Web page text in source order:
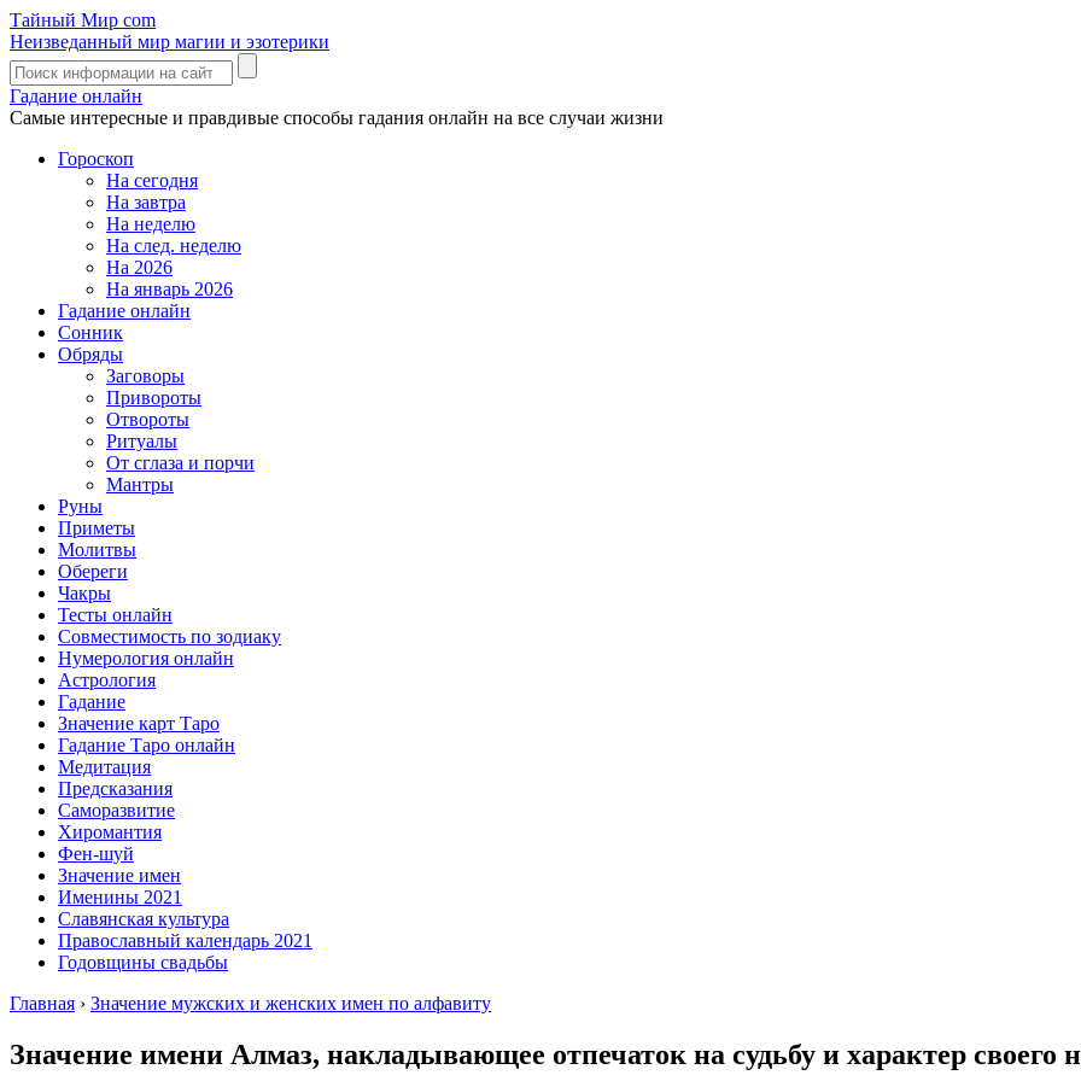
Тайный Мир com
Неизведанный мир магии и эзотерики
Гадание онлайн
Самые интересные и правдивые способы гадания онлайн на все случаи жизни
Гороскоп
На сегодня
На завтра
На неделю
На след. неделю
На 2026
На январь 2026
Гадание онлайн
Сонник
Обряды
Заговоры
Привороты
Отвороты
Ритуалы
От сглаза и порчи
Мантры
Руны
Приметы
Молитвы
Обереги
Чакры
Тесты онлайн
Совместимость по зодиаку
Нумерология онлайн
Астрология
Гадание
Значение карт Таро
Гадание Таро онлайн
Медитация
Предсказания
Саморазвитие
Хиромантия
Фен-шуй
Значение имен
Именины 2021
Славянская культура
Православный календарь 2021
Годовщины свадьбы
Главная › Значение мужских и женских имен по алфавиту
Значение имени Алмаз, накладывающее отпечаток на судьбу и характер своего